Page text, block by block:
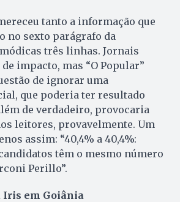
tanto a informação que
no sexto parágrafo da
três linhas. Jornais
impacto, mas “O Popular”
de ignorar uma
que poderia ter resultado
de verdadeiro, provocaria
leitores, provavelmente. Um
assim: “40,4% a 40,4%:
têm o mesmo número
Perillo”.
Iris em Goiânia